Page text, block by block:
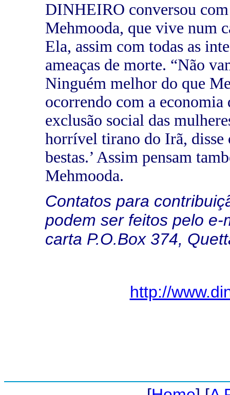
DINHEIRO conversou com
Mehmooda, que vive num
Ela, assim com todas as
ameaças de morte. “Não
Ninguém melhor do que
ocorrendo com a economia
exclusão social das
horrível tirano do Irã, disse
bestas.’ Assim pensam
Mehmooda.
Contatos para
podem ser feitos pelo
carta P.O.Box 374,
http://